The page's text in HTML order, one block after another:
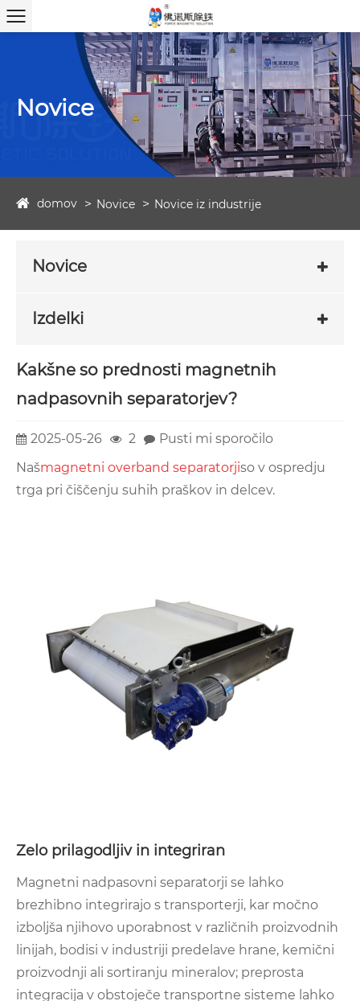
Novice
domov Novice Novice iz industrije
Novice
Izdelki
Kakšne so prednosti magnetnih
nadpasovnih separatorjev?
2025-05-26 2
Pusti mi sporočilo
Našmagnetni overband separatorjiso v ospredju
trga pri čiščenju suhih praškov in delcev.
Zelo prilagodljiv in integriran
Magnetni nadpasovni separatorji se lahko
brezhibno integrirajo s transporterji, kar močno
izboljša njihovo uporabnost v različnih proizvodnih
linijah, bodisi v industriji predelave hrane, kemični
proizvodnji ali sortiranju mineralov; preprosta
integracija v obstoječe transportne sisteme lahko